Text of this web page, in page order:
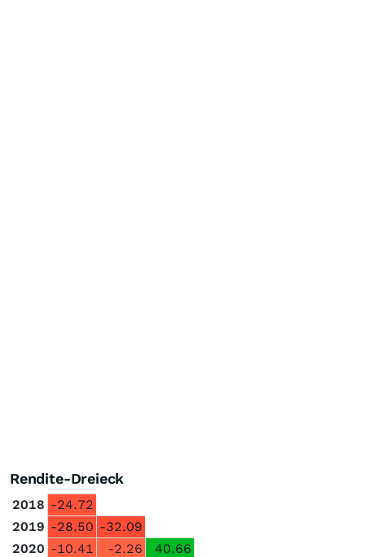
Rendite-Dreieck
2018 -24.72
2019 -28.50 -32.09
2020 -10.41 -2.26
40.66